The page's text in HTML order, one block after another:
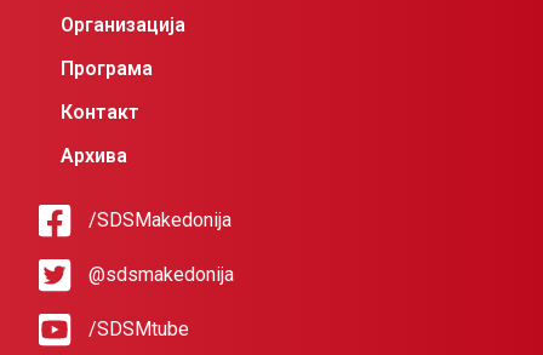
Организација
Програма
Контакт
Архива
/SDSMakedonija
@sdsmakedonija
/SDSMtube